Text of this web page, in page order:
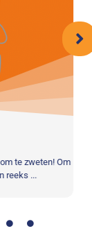
te zweten! Om
reeks ...